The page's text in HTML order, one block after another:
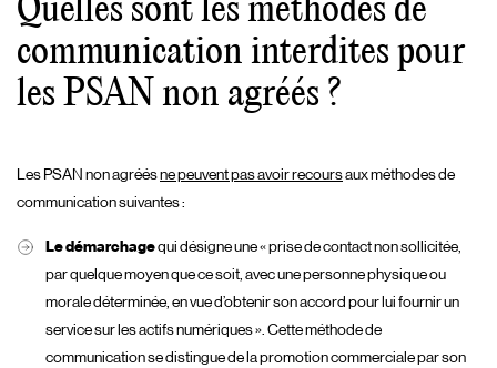
Quelles sont les méthodes de
communication interdites pour
les PSAN non agréés ?
Les PSAN non agréésne peuvent pas avoir recoursaux méthodes de
communication suivantes :
Le démarchagequi désigne une « prise de contact non sollicitée,
par quelque moyen que ce soit, avec une personne physique ou
morale déterminée, en vue d’obtenir son accord pour lui fournir un
service sur les actifs numériques ». Cette méthode de
communication se distingue de la promotion commerciale par son